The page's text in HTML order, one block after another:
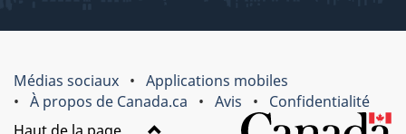
Médias sociaux
Applications mobiles
À propos de Canada.ca
Avis
Confidentialité